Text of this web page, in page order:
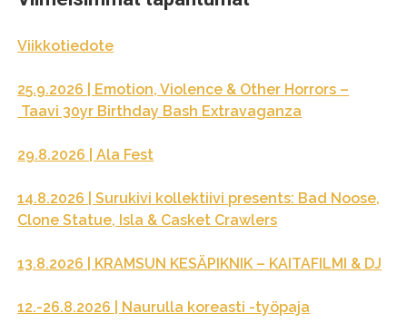
Viikkotiedote
25.9.2026 | Emotion, Violence & Other Horrors –
Taavi 30yr Birthday Bash Extravaganza
29.8.2026 | Ala Fest
14.8.2026 | Surukivi kollektiivi presents: Bad Noose,
Clone Statue, Isla & Casket Crawlers
13.8.2026 | KRAMSUN KESÄPIKNIK – KAITAFILMI & DJ
12.-26.8.2026 | Naurulla koreasti -työpaja